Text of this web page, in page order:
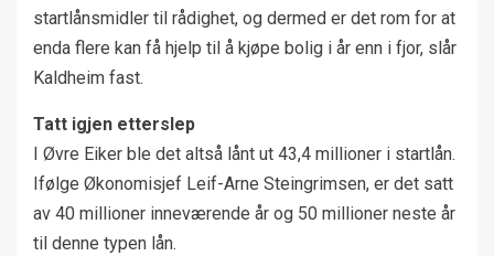
startlånsmidler til rådighet, og dermed er det rom for at
enda flere kan få hjelp til å kjøpe bolig i år enn i fjor, slår
Kaldheim fast.
Tatt igjen etterslep
I Øvre Eiker ble det altså lånt ut 43,4 millioner i startlån.
Ifølge Økonomisjef Leif-Arne Steingrimsen, er det satt
av 40 millioner inneværende år og 50 millioner neste år
til denne typen lån.